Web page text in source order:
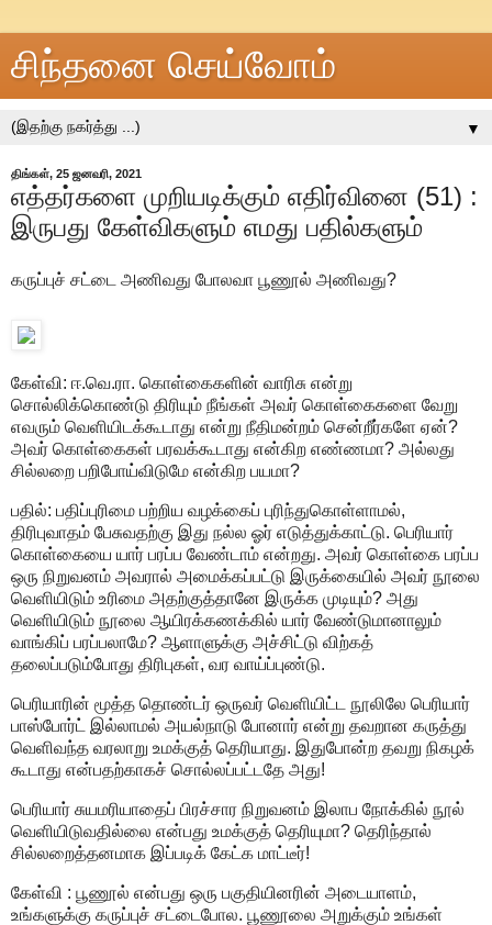
சிந்தனை செய்வோம்
▼
திங்கள், 25 ஜனவரி, 2021
எத்தர்களை முறியடிக்கும் எதிர்வினை (51) :
இருபது கேள்விகளும் எமது பதில்களும்
கருப்புச் சட்டை அணிவது போலவா பூணூல் அணிவது?
கேள்வி: ஈ.வெ.ரா. கொள்கைகளின் வாரிசு என்று
சொல்லிக்கொண்டு திரியும் நீங்கள் அவர் கொள்கைகளை வேறு
எவரும் வெளியிடக்கூடாது என்று நீதிமன்றம் சென்றீர்களே ஏன்?
அவர் கொள்கைகள் பரவக்கூடாது என்கிற எண்ணமா? அல்லது
சில்லறை பறிபோய்விடுமே என்கிற பயமா?
பதில்: பதிப்புரிமை பற்றிய வழக்கைப் புரிந்துகொள்ளாமல்,
திரிபுவாதம் பேசுவதற்கு இது நல்ல ஓர் எடுத்துக்காட்டு. பெரியார்
கொள்கையை யார் பரப்ப வேண்டாம் என்றது. அவர் கொள்கை பரப்ப
ஒரு நிறுவனம் அவரால் அமைக்கப்பட்டு இருக்கையில் அவர் நூலை
வெளியிடும் உரிமை அதற்குத்தானே இருக்க முடியும்? அது
வெளியிடும் நூலை ஆயிரக்கணக்கில் யார் வேண்டுமானாலும்
வாங்கிப் பரப்பலாமே? ஆளாளுக்கு அச்சிட்டு விற்கத்
தலைப்படும்போது திரிபுகள், வர வாய்ப்புண்டு.
பெரியாரின் மூத்த தொண்டர் ஒருவர் வெளியிட்ட நூலிலே பெரியார்
பாஸ்போர்ட் இல்லாமல் அயல்நாடு போனார் என்று தவறான கருத்து
வெளிவந்த வரலாறு உமக்குத் தெரியாது. இதுபோன்ற தவறு நிகழக்
கூடாது என்பதற்காகச் சொல்லப்பட்டதே அது!
பெரியார் சுயமரியாதைப் பிரச்சார நிறுவனம் இலாப நோக்கில் நூல்
வெளியிடுவதில்லை என்பது உமக்குத் தெரியுமா? தெரிந்தால்
சில்லறைத்தனமாக இப்படிக் கேட்க மாட்டீர்!
கேள்வி : பூணூல் என்பது ஒரு பகுதியினரின் அடையாளம்,
உங்களுக்கு கருப்புச் சட்டைபோல. பூணூலை அறுக்கும் உங்கள்